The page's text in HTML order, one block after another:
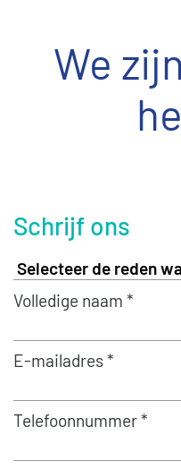
We
Schrijf ons
Volledige naam *
E-mailadres *
Telefoonnummer *